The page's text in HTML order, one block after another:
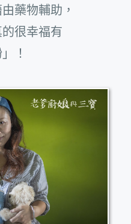
藥物輔助，
很幸福有
！